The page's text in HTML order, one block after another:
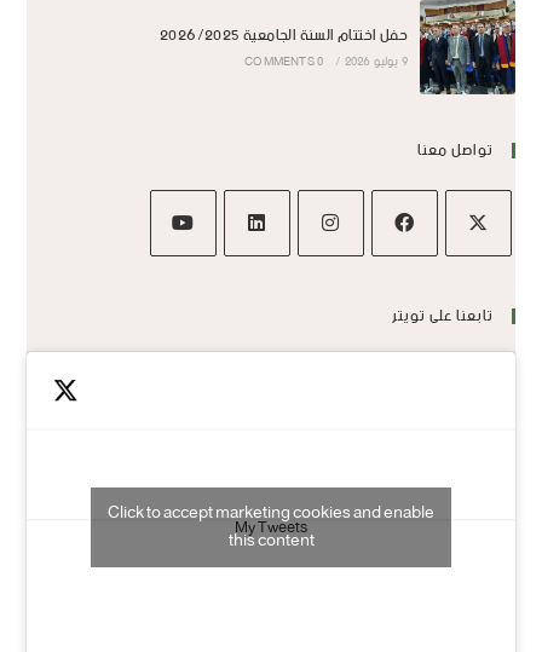
حفل اختتام السنة الجامعية 2026/2025
9 يوليو 2026 /
0 COMMENTS
تواصل معنا
تابعنا على تويتر
My Tweets
Click to accept marketing cookies and enable
this content